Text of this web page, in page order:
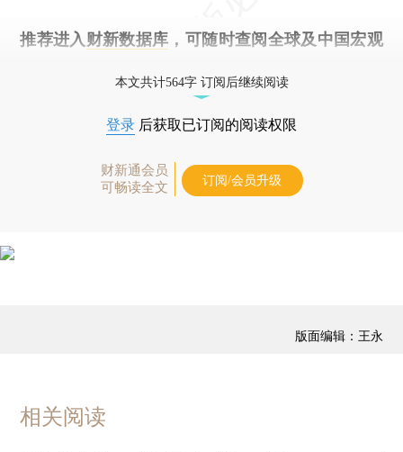
推荐进入 财新数据库 ，可随时查阅全球及中国宏观
本文共计564字 订阅后继续阅读
登录 后获取已订阅的阅读权限
财新通会员
可畅读全文
订阅/会员升级
版面编辑：王永
相关阅读